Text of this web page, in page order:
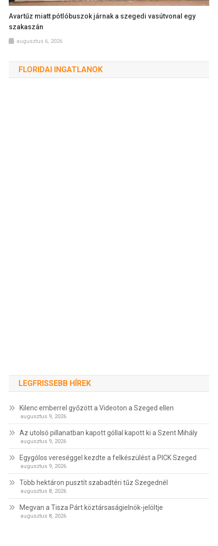
Avartűz miatt pótlóbuszok járnak a szegedi vasútvonal egy
szakaszán
augusztus 6, 2026
FLORIDAI INGATLANOK
LEGFRISSEBB HÍREK
Kilenc emberrel győzött a Videoton a Szeged ellen
augusztus 9, 2026
Az utolsó pillanatban kapott góllal kapott ki a Szent Mihály
augusztus 9, 2026
Egygólos vereséggel kezdte a felkészülést a PICK Szeged
augusztus 9, 2026
Több hektáron pusztít szabadtéri tűz Szegednél
augusztus 8, 2026
Megvan a Tisza Párt köztársaságielnök-jelöltje
augusztus 8, 2026